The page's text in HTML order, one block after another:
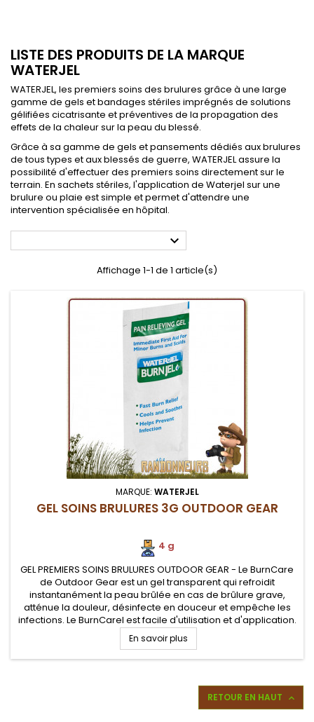
LISTE DES PRODUITS DE LA MARQUE
WATERJEL
WATERJEL, les premiers soins des brulures grâce à une large
gamme de gels et bandages stériles imprégnés de solutions
gélifiées cicatrisante et préventives de la propagation des
effets de la chaleur sur la peau du blessé.
Grâce à sa gamme de gels et pansements dédiés aux brulures
de tous types et aux blessés de guerre, WATERJEL assure la
possibilité d'effectuer des premiers soins directement sur le
terrain. En sachets stériles, l'application de Waterjel sur une
brulure ou plaie est simple et permet d'attendre une
intervention spécialisée en hôpital.

Affichage 1-1 de 1 article(s)
MARQUE: WATERJEL
GEL SOINS BRULURES 3G OUTDOOR GEAR
4 g
GEL PREMIERS SOINS BRULURES OUTDOOR GEAR - Le BurnCare
de Outdoor Gear est un gel transparent qui refroidit
instantanément la peau brûlée en cas de brûlure grave,
atténue la douleur, désinfecte en douceur et empêche les
infections. Le BurnCarel est facile d'utilisation et d'application.
Idéal pour tous types de brûlures.
En savoir plus
RETOUR EN HAUT 